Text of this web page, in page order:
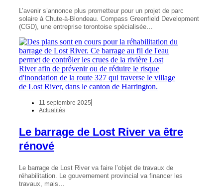
L’avenir s’annonce plus prometteur pour un projet de parc
solaire à Chute-à-Blondeau. Compass Greenfield Development
(CGD), une entreprise torontoise spécialisée…
11 septembre 2025
Actualités
Le barrage de Lost River va être
rénové
Le barrage de Lost River va faire l’objet de travaux de
réhabilitation. Le gouvernement provincial va financer les
travaux, mais…